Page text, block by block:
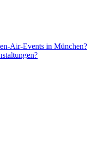
Air-Events in München?